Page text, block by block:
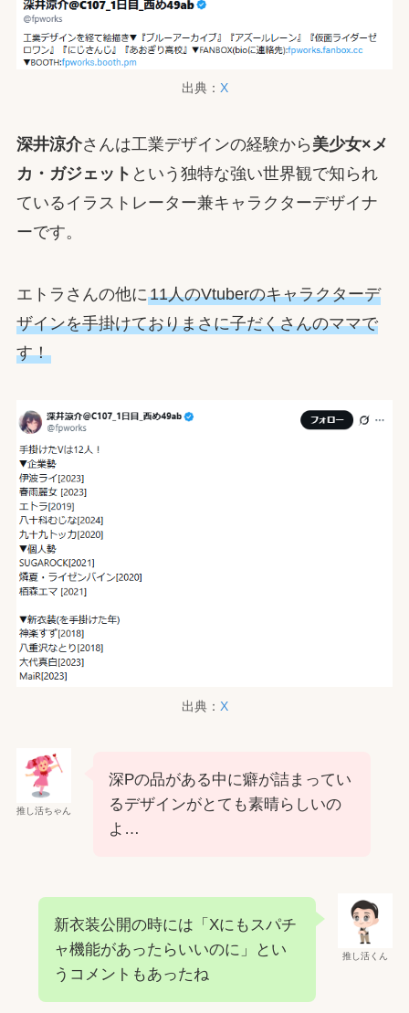
出典： X
深井涼介さんは工業デザインの経験から 美少女×メ
カ・ガジェット という独特な強い世界観で知られ
ているイラストレーター兼キャラクターデザイナ
ーです。
エトラさんの他に11人のVtuberのキャラクターデ
ザインを手掛けておりまさに子だくさんのママで
す！
出典： X
推し活ちゃん
深Pの品がある中に癖が詰まってい
るデザインがとても素晴らしいの
よ…
推し活くん
新衣装公開の時には「Xにもスパチ
ャ機能があったらいいのに」とい
うコメントもあったね